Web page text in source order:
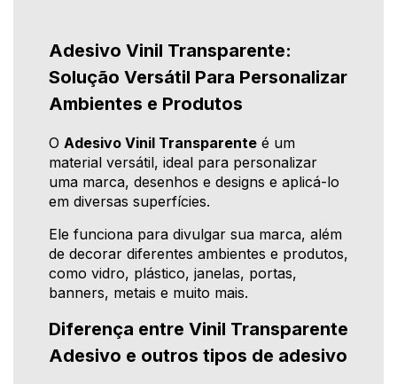
Adesivo Vinil Transparente:
Solução Versátil Para Personalizar
Ambientes e Produtos
O Adesivo Vinil Transparente é um
material versátil, ideal para personalizar
uma marca, desenhos e designs e aplicá-lo
em diversas superfícies.
Ele funciona para divulgar sua marca, além
de decorar diferentes ambientes e produtos,
como vidro, plástico, janelas, portas,
banners, metais e muito mais.
Diferença entre Vinil Transparente
Adesivo e outros tipos de adesivo